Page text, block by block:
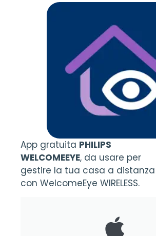
App gratuita PHILIPS
WELCOMEEYE, da usare per
gestire la tua casa a distanza
con WelcomeEye WIRELESS.